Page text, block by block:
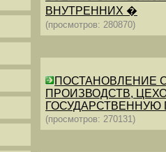
ВНУТРЕННИХ �
(просмотров: 280870)
ПОСТАНОВЛЕНИЕ
ПРОИЗВОДСТВ,
(просмотров: 270131)